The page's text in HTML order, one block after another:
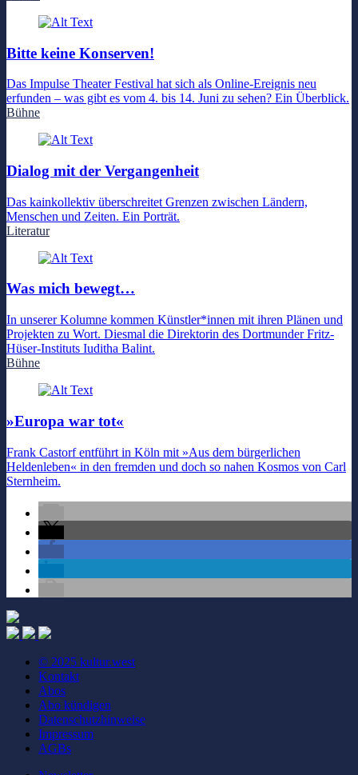
Bitte keine Konserven!
Das Impulse Theater Festival hat sich als Online-Ereignis neu
erfunden – was gibt es vom 4. bis 14. Juni zu sehen? Ein Überblick.
Bühne
Dialog mit der Vergangenheit
Das kainkollektiv überschreitet Grenzen zwischen Ländern,
Menschen und Zeiten. Ein Porträt.
Literatur
Was mich bewegt…
In unserer Kolumne kommen Künstler*innen mit ihren Plänen und
Projekten zu Wort. Diesmal die Direktorin des Dortmunder Fritz-
Hüser-Instituts Iuditha Balint.
Bühne
»Europa war tot«
Frank Castorf entführt in Köln mit »Aus dem bürgerlichen
Heldenleben« in den fremden und doch so nahen Kosmos von Carl
Sternheim.
© 2025 kultur.west
Kontakt
Abos
Abo kündigen
Datenschutzhinweise
Impressum
AGBs